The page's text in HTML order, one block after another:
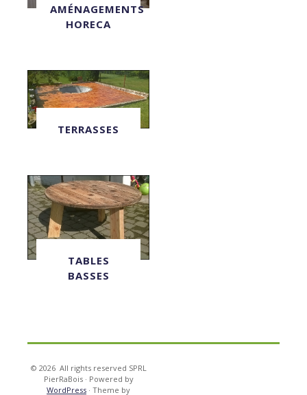
AMÉNAGEMENTS
HORECA
TERRASSES
TABLES
BASSES
© 2026 All rights reserved SPRL
PierRaBois· Powered by
WordPress ·Theme by